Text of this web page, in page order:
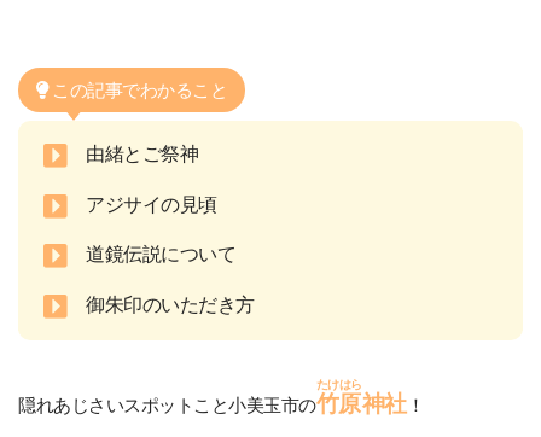
この記事でわかること
由緒とご祭神
アジサイの見頃
道鏡伝説について
御朱印のいただき方
隠れあじさいスポットこと小美玉市の竹原
たけはら
神社！